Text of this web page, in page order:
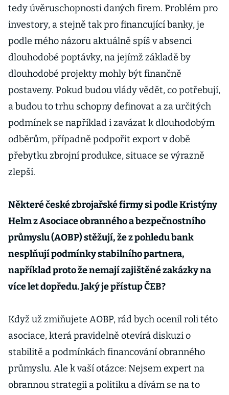
tedy úvěruschopnosti daných firem. Problém pro
investory, a stejně tak pro financující banky, je
podle mého názoru aktuálně spíš v absenci
dlouhodobé poptávky, na jejímž základě by
dlouhodobé projekty mohly být finančně
postaveny. Pokud budou vlády vědět, co potřebují,
a budou to trhu schopny definovat a za určitých
podmínek se například i zavázat k dlouhodobým
odběrům, případně podpořit export v době
přebytku zbrojní produkce, situace se výrazně
zlepší.
Některé české zbrojařské firmy si podle Kristýny
Helm z Asociace obranného a bezpečnostního
průmyslu (AOBP) stěžují, že z pohledu bank
nesplňují podmínky stabilního partnera,
například proto že nemají zajištěné zakázky na
více let dopředu. Jaký je přístup ČEB?
Když už zmiňujete AOBP, rád bych ocenil roli této
asociace, která pravidelně otevírá diskuzi o
stabilitě a podmínkách financování obranného
průmyslu. Ale k vaší otázce: Nejsem expert na
obrannou strategii a politiku a dívám se na to